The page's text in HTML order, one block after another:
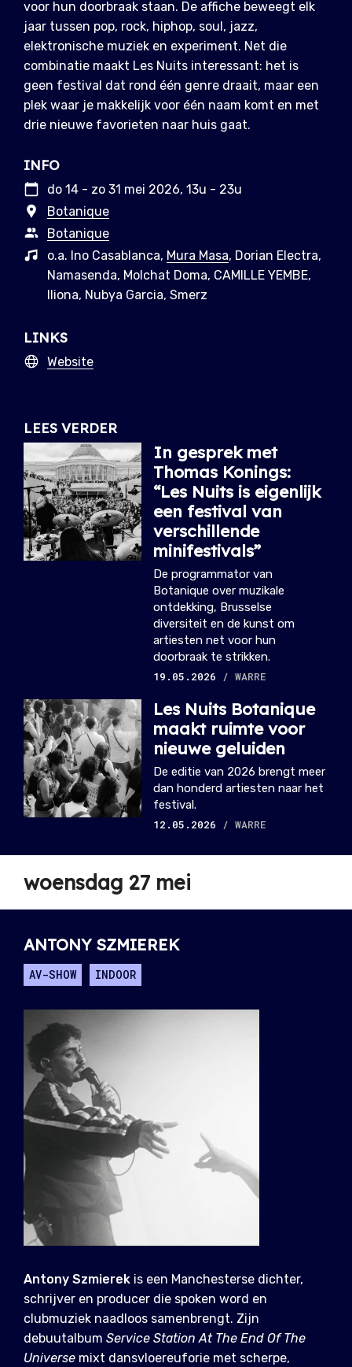
voor hun doorbraak staan. De affiche beweegt elk
jaar tussen pop, rock, hiphop, soul, jazz,
elektronische muziek en experiment. Net die
combinatie maakt Les Nuits interessant: het is
geen festival dat rond één genre draait, maar een
plek waar je makkelijk voor één naam komt en met
drie nieuwe favorieten naar huis gaat.
INFO
do 14 - zo 31 mei 2026, 13u - 23u
Botanique
Botanique
o.a. Ino Casablanca, Mura Masa, Dorian Electra,
Namasenda, Molchat Doma, CAMILLE YEMBE,
Iliona, Nubya Garcia, Smerz
LINKS
Website
LEES VERDER
In gesprek met
Thomas Konings:
“Les Nuits is eigenlijk
een festival van
verschillende
minifestivals”
De programmator van
Botanique over muzikale
ontdekking, Brusselse
diversiteit en de kunst om
artiesten net voor hun
doorbraak te strikken.
19.05.2026
/ WARRE
Les Nuits Botanique
maakt ruimte voor
nieuwe geluiden
De editie van 2026 brengt meer
dan honderd artiesten naar het
festival.
12.05.2026
/ WARRE
woensdag 27 mei
ANTONY SZMIEREK
AV-SHOW INDOOR
Antony Szmierek is een Manchesterse dichter,
schrijver en producer die spoken word en
clubmuziek naadloos samenbrengt. Zijn
debuutalbum Service Station At The End Of The
Universe mixt dansvloereuforie met scherpe,